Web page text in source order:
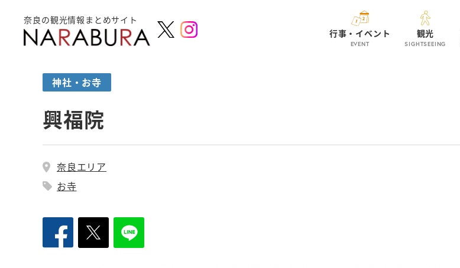
奈良の観光情報まとめサイト
行事・イベント
EVENT
観光
SIGHTSEEING
神社・お寺
興福院
奈良エリア
お寺